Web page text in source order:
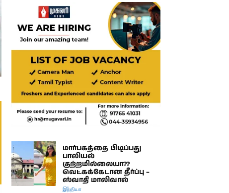
மார்பகத்தை பிடிப்பது
பாலியல்
குற்றமில்லையா??
வெட்கக்கேடான தீர்ப்பு –
ஸ்வாதி மாலிவால்
இந்தியா